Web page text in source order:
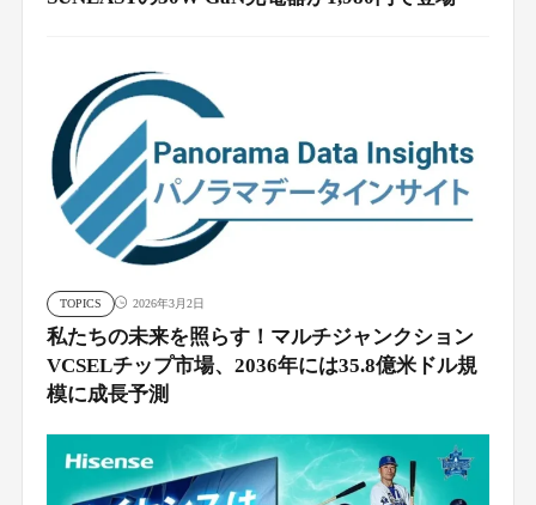
TOPICS 2026年3月2日
私たちの未来を照らす！マルチジャンクション
VCSELチップ市場、2036年には35.8億米ドル規
模に成長予測